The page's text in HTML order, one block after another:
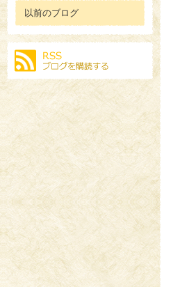
以前のブログ